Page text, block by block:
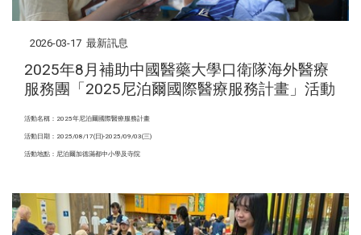
2026-03-17 最新訊息
2025年8月補助中國醫藥大學口衛隊海外醫療
服務團「2025尼泊爾國際醫療服務計畫」活動
活動名稱：2025年尼泊爾國際醫療服務計畫
活動日期：2025/08/17(日)-2025/09/03(三)
活動地點：尼泊爾加德滿都中小學及寺院